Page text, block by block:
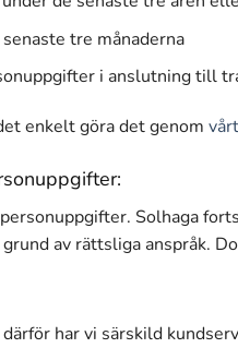
tre månaderna
i anslutning till
enkelt göra det genom
Solhaga
av rättsliga anspråk.
har vi särskild